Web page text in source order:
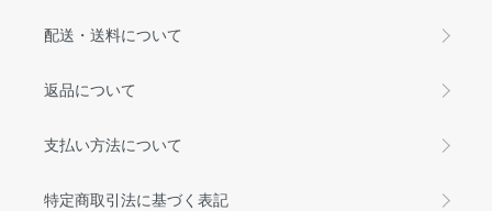
配送・送料について
返品について
支払い方法について
特定商取引法に基づく表記